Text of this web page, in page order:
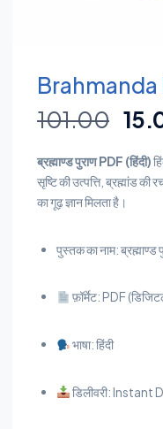
Brahmanda
101.00
ब्रह्माण्ड पुराण PDF (हिंदी)
सृष्टि की उत्पत्ति, ब्रह्मांड की
का गूढ़ ज्ञान मिलता है।
पुस्तक का नाम: ब्रह्माण्ड
फ़ॉर्मेट: PDF
भाषा: हिंदी
डिलीवरी: